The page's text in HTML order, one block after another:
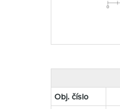
Obj. číslo